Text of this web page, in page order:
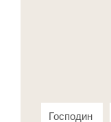
Господин